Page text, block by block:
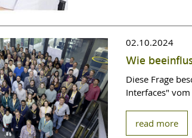
02.10.2024
Wie
Diese Frage
Interfaces"
read more